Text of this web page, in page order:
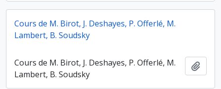
Cours de M. Birot, J. Deshayes, P. Offerlé, M.
Lambert, B. Soudsky
Cours de M. Birot, J. Deshayes, P. Offerlé, M.
Lambert, B. Soudsky